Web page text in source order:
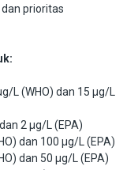
prioritas
L (WHO) dan 15 μg/L
2 μg/L (EPA)
dan 100 μg/L (EPA)
dan 50 μg/L (EPA)